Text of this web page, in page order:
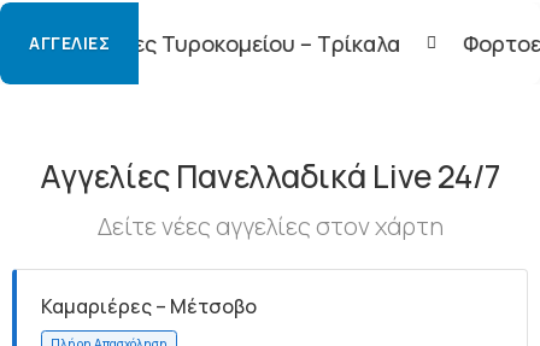
ΑΓΓΕΛΊΕΣ– Τρίκαλα Φορτοεκφορτωτές –
Αγγελίες Πανελλαδικά Live 24/7
Δείτε νέες αγγελίες στον χάρτη
Καμαριέρες – Μέτσοβο